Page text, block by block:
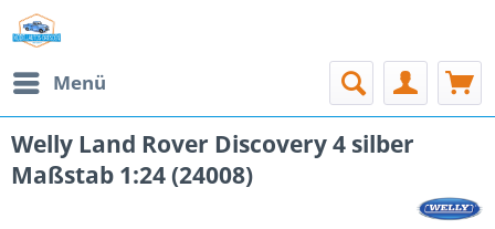
Menü
Welly Land Rover Discovery 4 silber
Maßstab 1:24 (24008)